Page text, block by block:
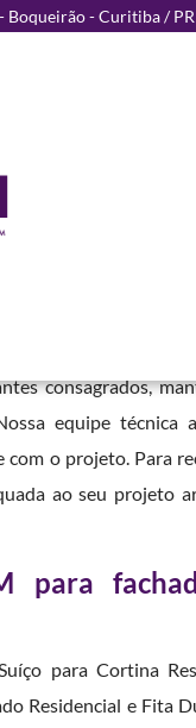
Boqueirão - Curitiba / PR
para
este
consagrados,
equipe técnica
o projeto. Para
ao seu projeto
para
para Cortina
Residencial e Fita